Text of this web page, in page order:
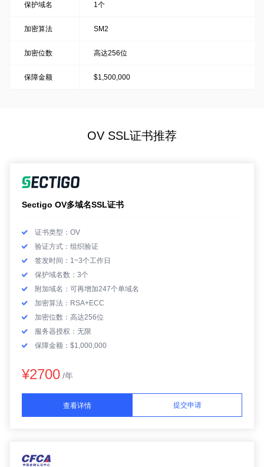
保护域名 1个
加密算法 SM2
加密位数 高达256位
保障金额 $1,500,000
OV SSL证书推荐
Sectigo OV多域名SSL证书
证书类型：OV
验证方式：组织验证
签发时间：1~3个工作日
保护域名数：3个
附加域名：可再增加247个单域名
加密算法：RSA+ECC
加密位数：高达256位
服务器授权：无限
保障金额：$1,000,000
¥2700 /年
查看详情 提交申请